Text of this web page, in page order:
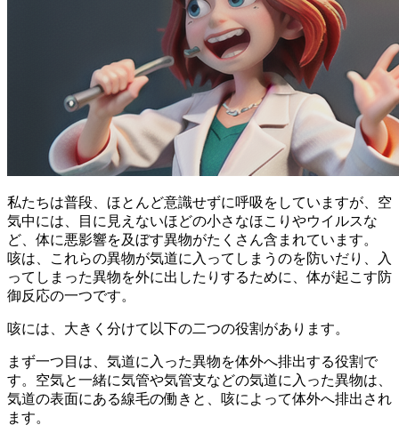
私たちは普段、ほとんど意識せずに呼吸をしていますが、空
気中には、目に見えないほどの小さなほこりやウイルスな
ど、体に悪影響を及ぼす異物がたくさん含まれています。
咳は、これらの異物が気道に入ってしまうのを防いだり、入
ってしまった異物を外に出したりするために、体が起こす防
御反応の一つです。
咳には、大きく分けて以下の二つの役割があります。
まず一つ目は、 気道に入った異物を体外へ排出する役割 で
す。空気と一緒に気管や気管支などの気道に入った異物は、
気道の表面にある線毛の働きと、咳によって体外へ排出され
ます。